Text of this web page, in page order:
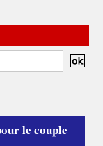
le couple